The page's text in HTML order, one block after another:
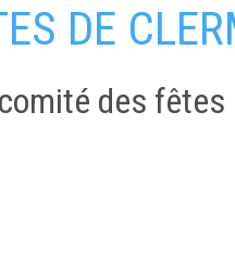
DE
des fêtes